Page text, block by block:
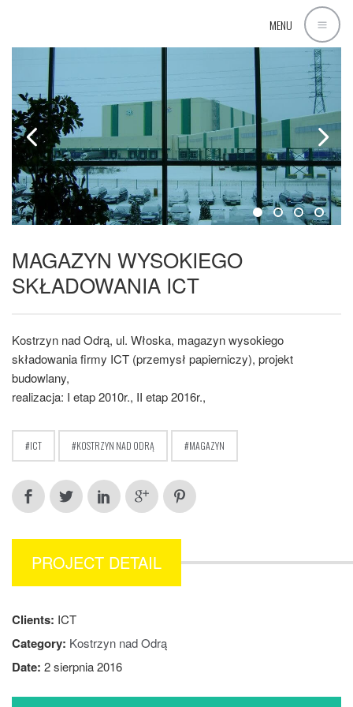
MENU
MAGAZYN WYSOKIEGO
SKŁADOWANIA ICT
Kostrzyn nad Odrą, ul. Włoska, magazyn wysokiego
składowania firmy ICT (przemysł papierniczy), projekt
budowlany,
realizacja: I etap 2010r., II etap 2016r.,
ICT KOSTRZYN NAD ODRĄ MAGAZYN
PROJECT DETAIL
Clients: ICT
Category: Kostrzyn nad Odrą
Date: 2 sierpnia 2016